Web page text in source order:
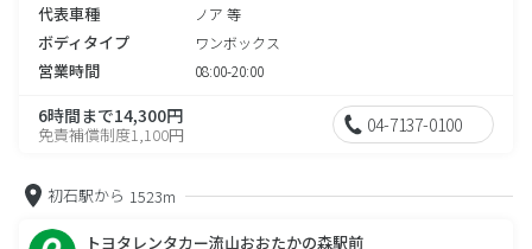
代表車種 ノア 等
ボディタイプ ワンボックス
営業時間 08:00-20:00
6時間まで14,300円
免責補償制度1,100円 04-7137-0100
初石駅から 1523m
トヨタレンタカー流山おおたかの森駅前